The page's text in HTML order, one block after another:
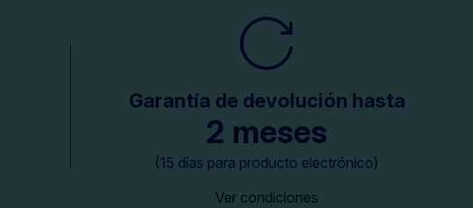
Garantía de devolución hasta
2 meses
(15 días para producto electrónico)
Ver condiciones